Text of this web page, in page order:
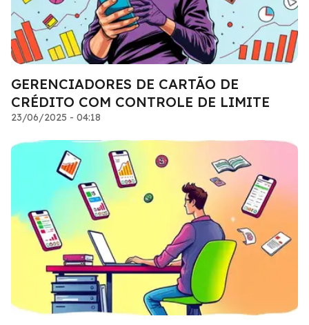
GERENCIADORES DE CARTÃO DE
CRÉDITO COM CONTROLE DE LIMITE
23/06/2025 - 04:18